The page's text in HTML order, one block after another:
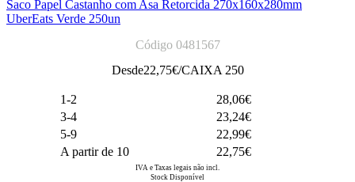
Saco Papel Castanho com Asa Retorcida 270x160x280mm
UberEats Verde 250un
Código 0481567
Desde22,75€/CAIXA 250
1-2
28,06€
3-4
23,24€
5-9
22,99€
A partir de 10
22,75€
IVA e Taxas legais não incl.
Stock Disponível